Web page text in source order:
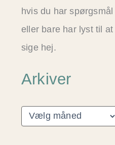
hvis du har spørgsmål
eller bare har lyst til at
sige hej.
Arkiver
A